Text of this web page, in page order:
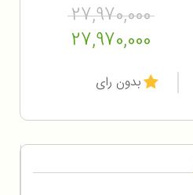
27,970,000
27,970,000
بدون رای